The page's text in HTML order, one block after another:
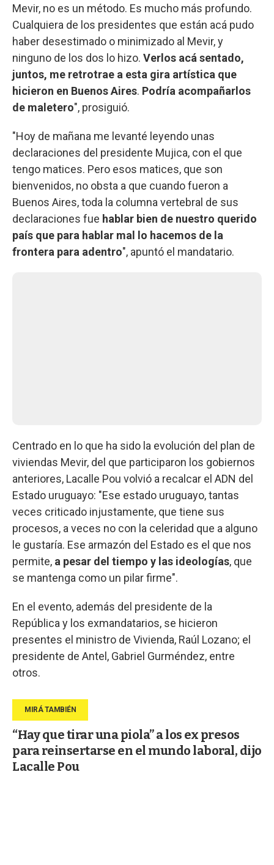
Mevir, no es un método. Es mucho más profundo.
Cualquiera de los presidentes que están acá pudo
haber desestimado o minimizado al Mevir, y
ninguno de los dos lo hizo. Verlos acá sentado,
juntos, me retrotrae a esta gira artística que
hicieron en Buenos Aires. Podría acompañarlos
de maletero", prosiguió.
"Hoy de mañana me levanté leyendo unas
declaraciones del presidente Mujica, con el que
tengo matices. Pero esos matices, que son
bienvenidos, no obsta a que cuando fueron a
Buenos Aires, toda la columna vertebral de sus
declaraciones fue hablar bien de nuestro querido
país que para hablar mal lo hacemos de la
frontera para adentro", apuntó el mandatario.
Centrado en lo que ha sido la evolución del plan de
viviendas Mevir, del que participaron los gobiernos
anteriores, Lacalle Pou volvió a recalcar el ADN del
Estado uruguayo: "Ese estado uruguayo, tantas
veces criticado injustamente, que tiene sus
procesos, a veces no con la celeridad que a alguno
le gustaría. Ese armazón del Estado es el que nos
permite, a pesar del tiempo y las ideologías, que
se mantenga como un pilar firme".
En el evento, además del presidente de la
República y los exmandatarios, se hicieron
presentes el ministro de Vivienda, Raúl Lozano; el
presidente de Antel, Gabriel Gurméndez, entre
otros.
“Hay que tirar una piola” a los ex presos
para reinsertarse en el mundo laboral, dijo
Lacalle Pou